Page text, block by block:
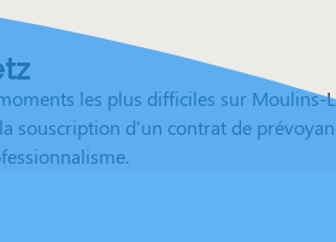
les plus difficiles sur Moulins-
souscription d'un contrat de